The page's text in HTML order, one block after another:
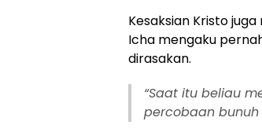
Kesaksian Kristo
Icha mengaku
dirasakan.
“Saat itu beliau
percobaan